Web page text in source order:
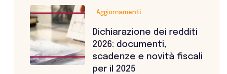
Aggiornamenti
Dichiarazione dei redditi
2026: documenti,
scadenze e novità fiscali
per il 2025